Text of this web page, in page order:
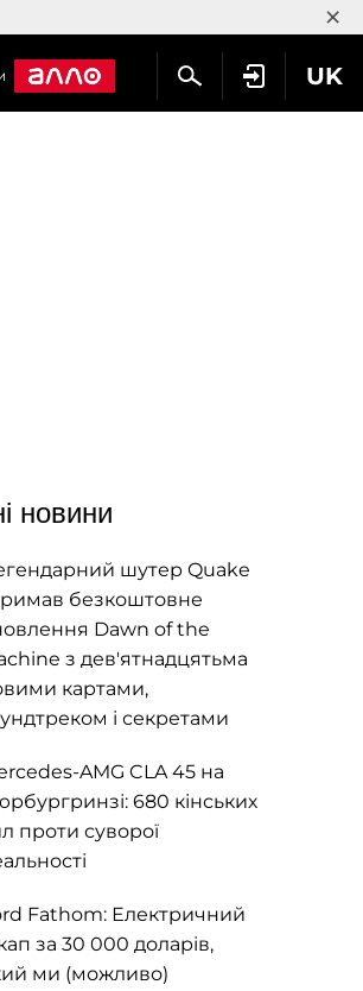
×
UK
новини
шутер Quake
безкоштовне
Dawn of the
з дев'ятнадцятьма
картами,
і секретами
AMG CLA 45 на
680 кінських
проти суворої
Fathom: Електричний
за 30 000 доларів,
ми (можливо)